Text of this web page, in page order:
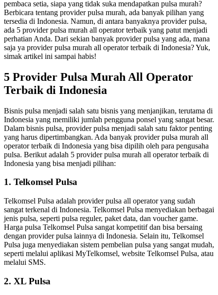
pembaca setia, siapa yang tidak suka mendapatkan pulsa murah?
Berbicara tentang provider pulsa murah, ada banyak pilihan yang
tersedia di Indonesia. Namun, di antara banyaknya provider pulsa,
ada 5 provider pulsa murah all operator terbaik yang patut menjadi
perhatian Anda. Dari sekian banyak provider pulsa yang ada, mana
saja ya provider pulsa murah all operator terbaik di Indonesia? Yuk,
simak artikel ini sampai habis!
5 Provider Pulsa Murah All Operator
Terbaik di Indonesia
Bisnis pulsa menjadi salah satu bisnis yang menjanjikan, terutama di
Indonesia yang memiliki jumlah pengguna ponsel yang sangat besar.
Dalam bisnis pulsa, provider pulsa menjadi salah satu faktor penting
yang harus dipertimbangkan. Ada banyak provider pulsa murah all
operator terbaik di Indonesia yang bisa dipilih oleh para pengusaha
pulsa. Berikut adalah 5 provider pulsa murah all operator terbaik di
Indonesia yang bisa menjadi pilihan:
1. Telkomsel Pulsa
Telkomsel Pulsa adalah provider pulsa all operator yang sudah
sangat terkenal di Indonesia. Telkomsel Pulsa menyediakan berbagai
jenis pulsa, seperti pulsa reguler, paket data, dan voucher game.
Harga pulsa Telkomsel Pulsa sangat kompetitif dan bisa bersaing
dengan provider pulsa lainnya di Indonesia. Selain itu, Telkomsel
Pulsa juga menyediakan sistem pembelian pulsa yang sangat mudah,
seperti melalui aplikasi MyTelkomsel, website Telkomsel Pulsa, atau
melalui SMS.
2. XL Pulsa